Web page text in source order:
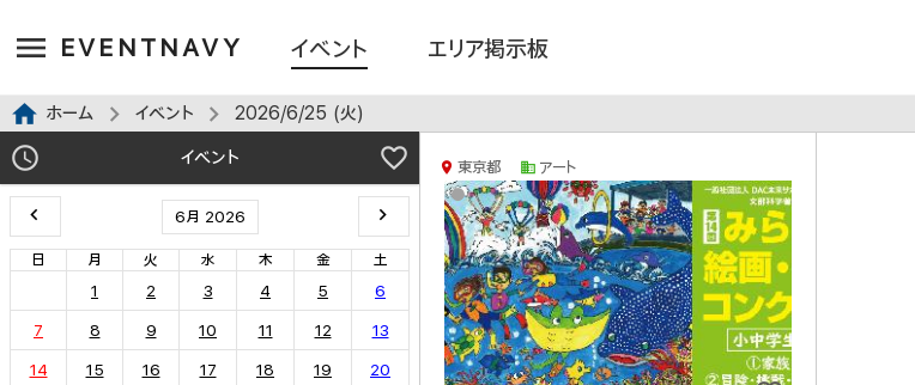
EVENTNAVY イベント エリア掲示板
ホーム イベント
2026/6/25 (火)
イベント
6月 2026
日 月 火 水 木 金
土
1
2 3 4 5 6
7 8 9 10 11 12 13
14 15 16 17 18 19 20
東京都 アート